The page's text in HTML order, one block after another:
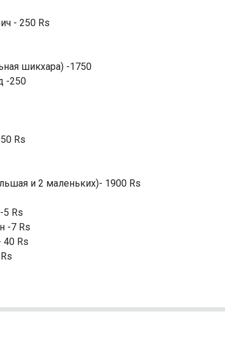
- 250 Rs
шикхара) -1750
-250
Rs
и 2 маленьких)- 1900 Rs
5 Rs
-7 Rs
40 Rs